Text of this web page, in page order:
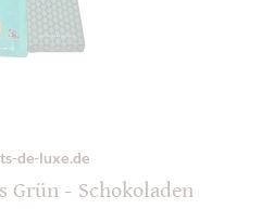
de-luxe.de
Grün - Schokoladen